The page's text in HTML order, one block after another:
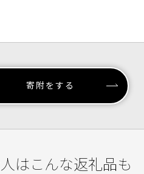
寄附をする
はこんな返礼品も